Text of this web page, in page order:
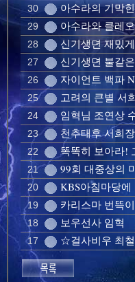
30 아수라의 기막
29 아수라와 클레
28 신기생뎐 재밌
27 신기생뎐 불같
26 자이언트 백파
25 고려의 큰별 서
24 임혁님 조연상
23 천추태후 서희
22 똑똑히 보아라!
21 99회 대중상의
20 KBS아침마당에
19 카리스마 번뜩
18 보우선사 임혁
17 ☆걸사비우 최